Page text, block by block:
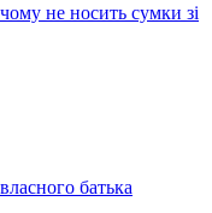
не носить сумки зі
батька